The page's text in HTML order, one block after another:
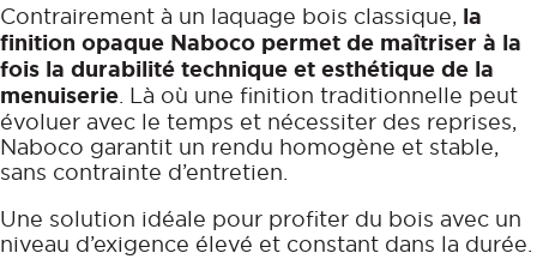
Contrairement à un laquage bois classique, la
finition opaque Naboco permet de maîtriser à la
fois la durabilité technique et esthétique de la
menuiserie . Là où une finition traditionnelle peut
évoluer avec le temps et nécessiter des reprises,
Naboco garantit un rendu homogène et stable,
sans contrainte d’entretien.
Une solution idéale pour profiter du bois avec un
niveau d’exigence élevé et constant dans la durée.